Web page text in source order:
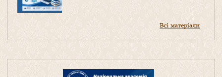
Всі матеріали